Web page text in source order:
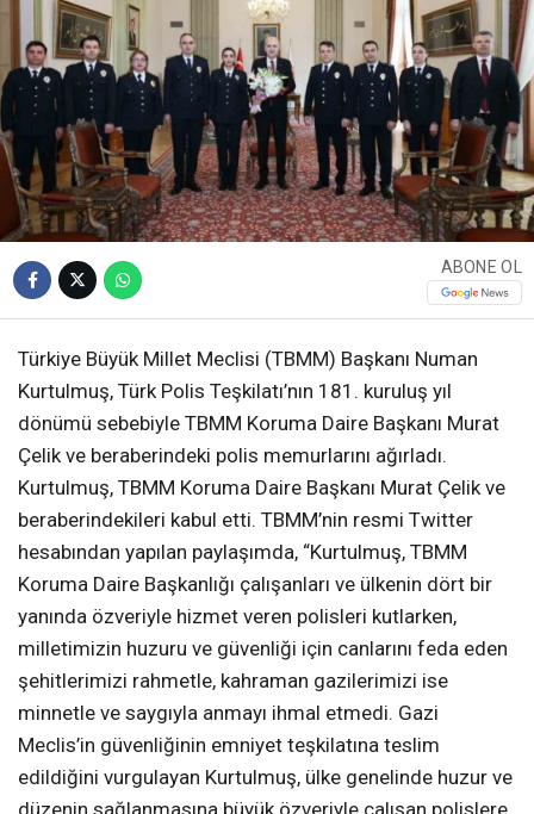
ABONE OL
Türkiye Büyük Millet Meclisi (TBMM) Başkanı Numan
Kurtulmuş, Türk Polis Teşkilatı’nın 181. kuruluş yıl
dönümü sebebiyle TBMM Koruma Daire Başkanı Murat
Çelik ve beraberindeki polis memurlarını ağırladı.
Kurtulmuş, TBMM Koruma Daire Başkanı Murat Çelik ve
beraberindekileri kabul etti. TBMM’nin resmi Twitter
hesabından yapılan paylaşımda, “Kurtulmuş, TBMM
Koruma Daire Başkanlığı çalışanları ve ülkenin dört bir
yanında özveriyle hizmet veren polisleri kutlarken,
milletimizin huzuru ve güvenliği için canlarını feda eden
şehitlerimizi rahmetle, kahraman gazilerimizi ise
minnetle ve saygıyla anmayı ihmal etmedi. Gazi
Meclis’in güvenliğinin emniyet teşkilatına teslim
edildiğini vurgulayan Kurtulmuş, ülke genelinde huzur ve
düzenin sağlanmasına büyük özveriyle çalışan polislere